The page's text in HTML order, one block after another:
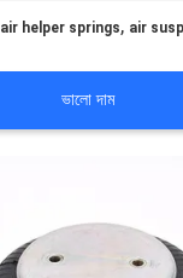
air helper springs, air
ভালো দাম